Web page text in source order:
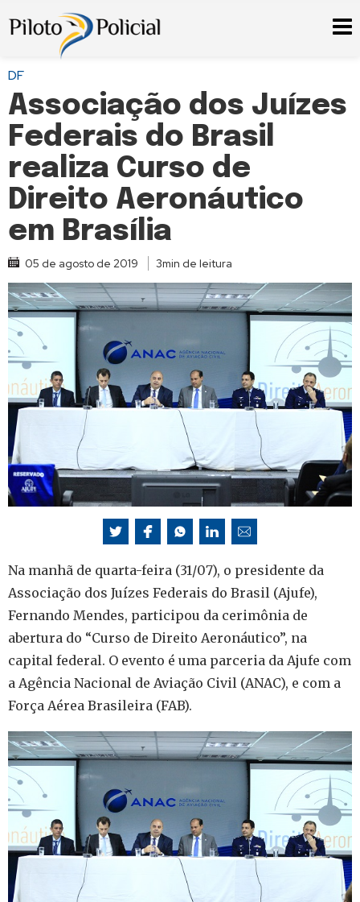
DF
Associação dos Juízes
Federais do Brasil
realiza Curso de
Direito Aeronáutico
em Brasília
05 de agosto de 2019 3min de leitura
Na manhã de quarta-feira (31/07), o presidente da
Associação dos Juízes Federais do Brasil (Ajufe),
Fernando Mendes, participou da cerimônia de
abertura do “Curso de Direito Aeronáutico”, na
capital federal. O evento é uma parceria da Ajufe com
a Agência Nacional de Aviação Civil (ANAC), e com a
Força Aérea Brasileira (FAB).